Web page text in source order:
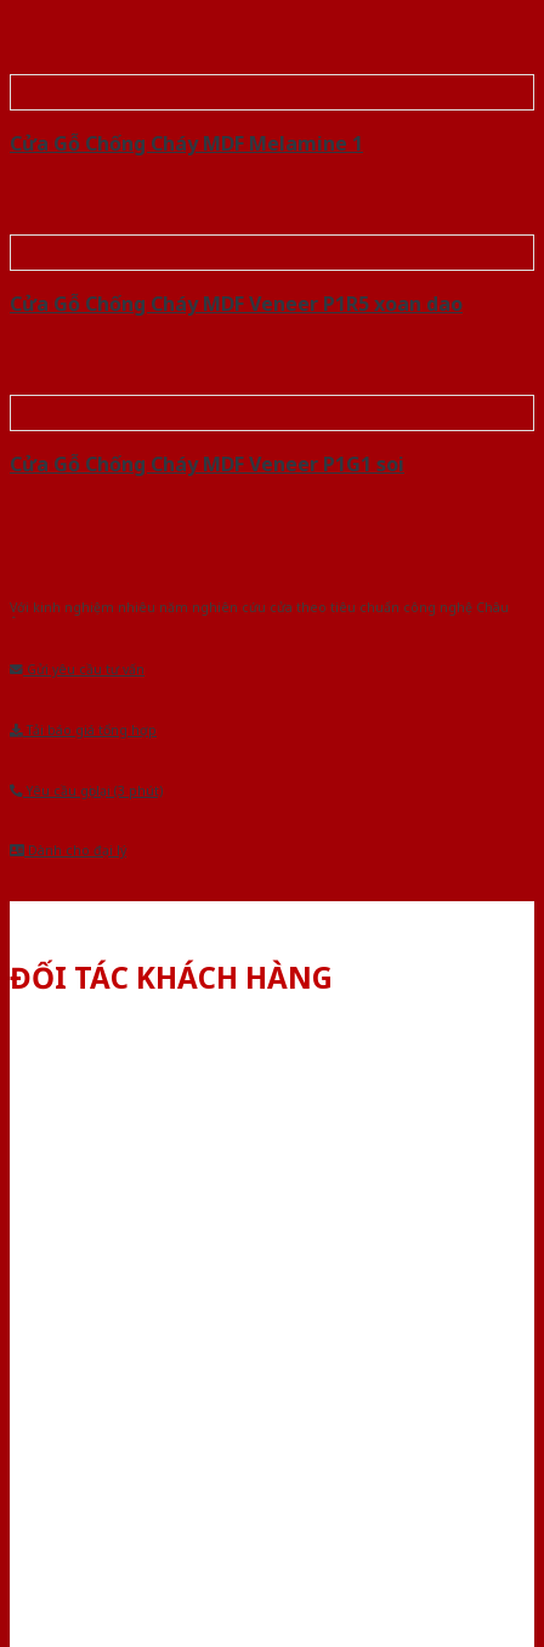
Cửa Gỗ Chống Cháy MDF Melamine 1
Cửa Gỗ Chống Cháy MDF Veneer P1R5 xoan dao
Cửa Gỗ Chống Cháy MDF Veneer P1G1 soi
Với kinh nghiệm nhiêu năm nghiên cứu cửa theo tiêu chuẩn công nghệ Châu
Âu.Chúng tôi tự tin là nhà sản xuất & cung cấp hàng đầu tại Việt Nam!
Gửi yêu cầu tư vấn
Tải báo giá tổng hợp
Yêu cầu gọi lại (3 phút)
Dành cho đại lý
ĐỐI TÁC KHÁCH HÀNG